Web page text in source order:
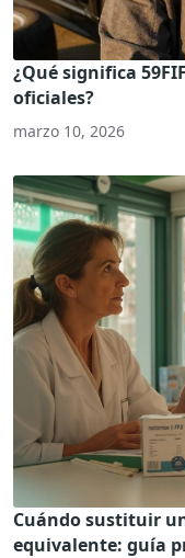
¿Qué significa
oficiales?
marzo 10, 2026
Cuándo sustituir
equivalente: guía